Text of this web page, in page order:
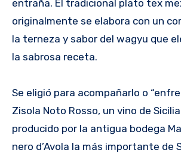
entraña. El tradicional plato tex
originalmente se elabora con un
la terneza y sabor del wagyu que
la sabrosa receta.
Se eligió para acompañarlo o
Zisola Noto Rosso, un vino de
producido por la antigua bodega
nero d’Avola la más importante de